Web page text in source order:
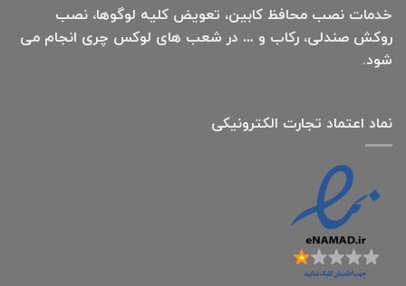
خدمات نصب محافظ کابین، تعویض کلیه لوگوها، نصب
روکش صندلی، رکاب و … در شعب های لوکس چری انجام می
شود.
نماد اعتماد تجارت الكترونیكی